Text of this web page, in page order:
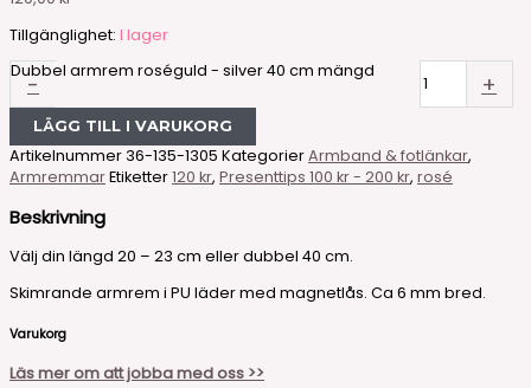
Tillgänglighet: I lager
-
Dubbel armrem roséguld - silver 40 cm mängd +
LÄGG TILL I VARUKORG
Artikelnummer 36-135-1305 KategorierArmband & fotlänkar,
ArmremmarEtiketter120 kr, Presenttips 100 kr - 200 kr, rosé
Beskrivning
Välj din längd 20 – 23 cm eller dubbel 40 cm.
Skimrande armrem i PU läder med magnetlås. Ca 6 mm bred.
Varukorg
Läs mer om att jobba med oss >>